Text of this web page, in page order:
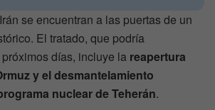
se encuentran a las puertas de un
El tratado, que podría
días, incluye la reapertura
y el desmantelamiento
nuclear de Teherán.